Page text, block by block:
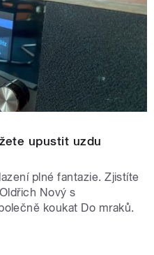
upustit uzdu
plné fantazie. Zjistíte
Nový s
koukat Do mraků.